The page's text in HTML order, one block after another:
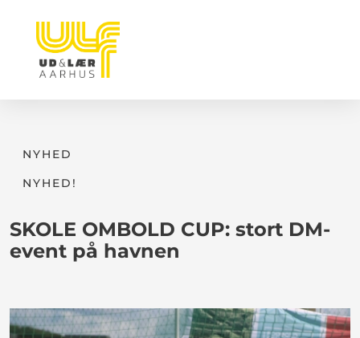
NYHED
NYHED!
SKOLE OMBOLD CUP: stort DM-
event på havnen